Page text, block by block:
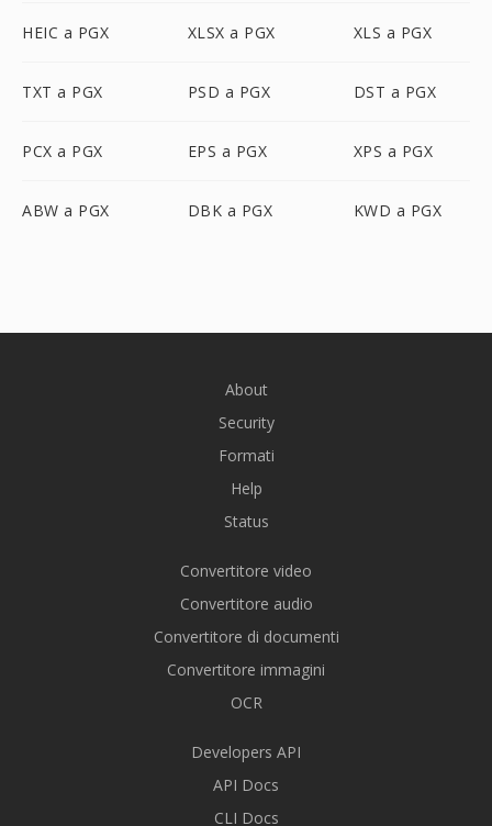
HEIC a PGX XLSX a PGX XLS a PGX
TXT a PGX PSD a PGX DST a PGX
PCX a PGX EPS a PGX XPS a PGX
ABW a PGX DBK a PGX KWD a PGX
About
Security
Formati
Help
Status
Convertitore video
Convertitore audio
Convertitore di documenti
Convertitore immagini
OCR
Developers API
API Docs
CLI Docs